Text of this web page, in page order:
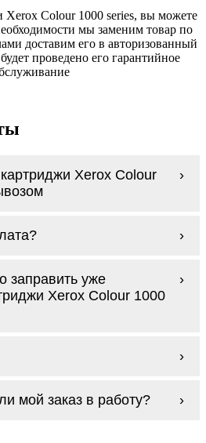
Xerox Colour 1000 series, вы можете
мы заменим товар по
доставим его в авторизованный
проведено его гарантийное
Xerox Colour
это бесплатно
упаковки, когда
Xerox Colour
при получении
заправить уже
Xerox Colour 1000
с оригиналами
можете заправить
1000 series. У нас
вам не подошли, мы при
мой заказ в работу?